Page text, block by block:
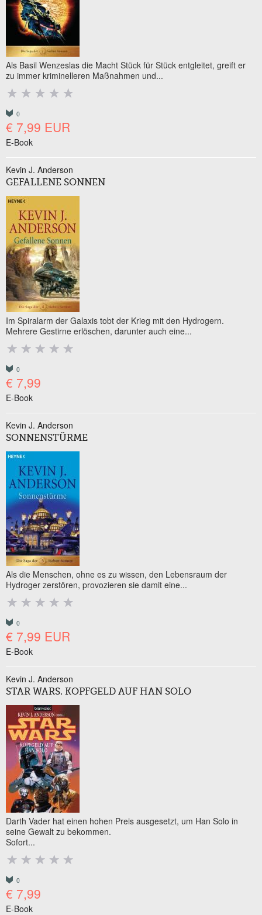
Als Basil Wenzeslas die Macht Stück für Stück entgleitet, greift er
zu immer kriminelleren Maßnahmen und...
0
€ 7,99 EUR
E-Book
Kevin J. Anderson
GEFALLENE SONNEN
Im Spiralarm der Galaxis tobt der Krieg mit den Hydrogern.
Mehrere Gestirne erlöschen, darunter auch eine...
0
€ 7,99
E-Book
Kevin J. Anderson
SONNENSTÜRME
Als die Menschen, ohne es zu wissen, den Lebensraum der
Hydroger zerstören, provozieren sie damit eine...
0
€ 7,99 EUR
E-Book
Kevin J. Anderson
STAR WARS. KOPFGELD AUF HAN SOLO
Darth Vader hat einen hohen Preis ausgesetzt, um Han Solo in
seine Gewalt zu bekommen.
Sofort...
0
€ 7,99
E-Book